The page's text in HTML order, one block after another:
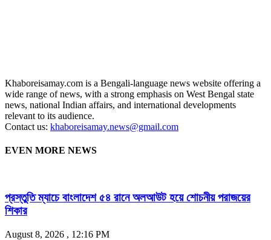
Khaboreisamay.com is a Bengali-language news website offering a
wide range of news, with a strong emphasis on West Bengal state
news, national Indian affairs, and international developments
relevant to its audience.
Contact us: khaboreisamay.news@gmail.com
EVEN MORE NEWS
প্রস্তুতি ম্যাচে বাংলাদেশ ৫৪ রানে অলআউট হয়ে শোচনীয় পরাজয়ের
শিকার
August 8, 2026 , 12:16 PM